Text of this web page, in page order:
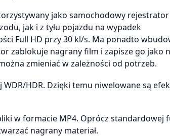
jako samochodowy
jak i z tyłu pojazdu na wypadek
Full HD przy 30 kl/s. Ma ponadto
zablokuje nagrany film i zapisze go jako
zmieniać w zależności od potrzeb.
HDR. Dzięki temu niwelowane są
w formacie MP4. Oprócz standardowej
nagrany materiał.